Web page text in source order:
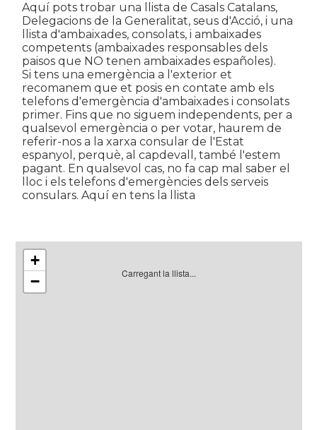
Aquí pots trobar una llista de Casals Catalans,
Delegacions de la Generalitat, seus d'Acció, i una
llista d'ambaixades, consolats, i ambaixades
competents (ambaixades responsables dels
paisos que NO tenen ambaixades españoles).
Si tens una emergència a l'exterior et
recomanem que et posis en contate amb els
telefons d'emergència d'ambaixades i consolats
primer. Fins que no siguem independents, per a
qualsevol emergència o per votar, haurem de
referir-nos a la xarxa consular de l'Estat
espanyol, perquè, al capdevall, també l'estem
pagant. En qualsevol cas, no fa cap mal saber el
lloc i els telefons d'emergències dels serveis
consulars. Aquí en tens la llista
Carregant la llista...
+
−